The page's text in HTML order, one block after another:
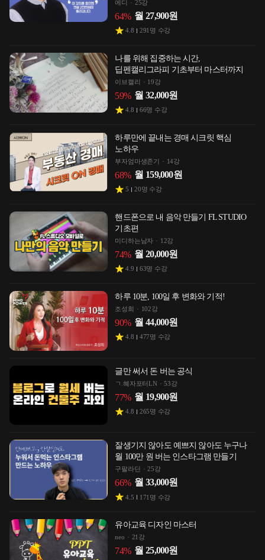
에디 25강
64% 월 27,900원
4.8 291 명 수강
나를 위해 집중하는 시간,
딥펜캘리그라피 기초부터 마스터까지
이브캘리 19강
59% 월 32,000원
4.8 66명 수강
하루만에 끝내는 경매 시크릿 핵심
노하우
부자엄마생존기 14강
68% 월 159,000원
5 20명 수강
핸드폰으로 내 음악 만들기 FL STUDIO
기초편
미디하는남자 12강
74% 월 20,000원
4.9 63명 수강
하루 10분, 100일 후 변화와 기적!
조성희 102강
90% 월 44,000원
4.8 477명 수강
글만 써서 돈 버는 공식
ㄱ.혜자포터LN 53강
77% 월 19,900원
4.8 265명 수강
잘생기지 않아도 예쁘지 않아도 누구나
월 100만 원 버는 인스타그램 만들기
구팔라딘 25강
66% 월 33,000원
4.5 171 명 수강
유아교육 디자인 마스터
neo 21강
74% 월 25,000원